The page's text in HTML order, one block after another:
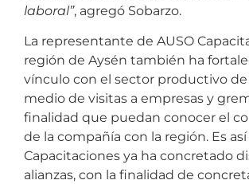
laboral”, agregó Sobarzo.
La representante de AUSO
región de Aysén también ha
vínculo con el sector productivo de
medio de visitas a empresas y
finalidad que puedan conocer el
de la compañía con la región. Es
Capacitaciones ya ha concretado
alianzas, con la finalidad de